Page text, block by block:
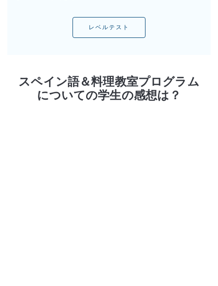
レベルテスト
スペイン語＆料理教室プログラム
についての学生の感想は？